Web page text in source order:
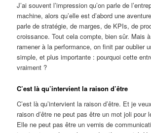
J’ai souvent l’impression qu’on parle de
machine, alors qu’elle est d’abord une
parle de stratégie, de marges, de KPIs, de
croissance. Tout cela compte, bien sûr. Mais
ramener à la performance, on finit par oublier
simple, et plus importante : pourquoi cette
vraiment ?
C’est là qu’intervient la raison d’être
C’est là qu’intervient la raison d’être. Et je
raison d’être ne peut pas être un mot joli pour
Elle ne peut pas être un vernis de